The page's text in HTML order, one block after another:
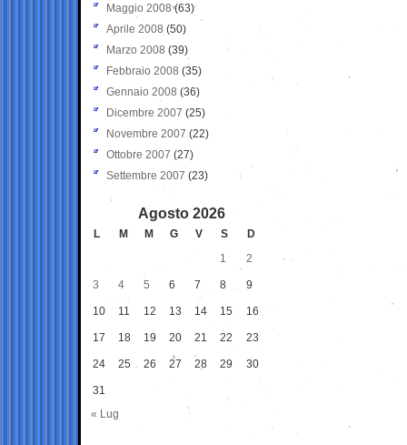
Maggio 2008(63)
Aprile 2008 (50)
Marzo 2008 (39)
Febbraio 2008 (35)
Gennaio 2008 (36)
Dicembre 2007 (25)
Novembre 2007 (22)
Ottobre 2007 (27)
Settembre 2007 (23)
Agosto 2026
L M M G V S
D
1
2
3 4 5 6 7 8 9
10 11 12 13 14 15 16
17 18 19 20 21 22 23
24 25 26 27 28 29 30
31
« Lug